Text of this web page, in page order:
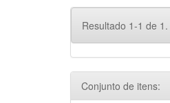
Resultado 1-1 de 1.
Conjunto de itens: